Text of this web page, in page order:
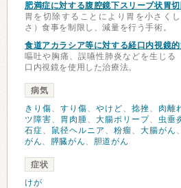
肥満症に対する腹腔鏡下スリーブ状胃
胃を切除することにより胃を小さく
さ）食事を制限し、減量を行う手術。
食道アカラシア等に対する経口内視鏡
嘔吐や胸痛、誤嚥性肺炎などを生じる
口内視鏡を使用した治療法。
病気
きり傷、 すり傷、 やけど、 捻挫、 肉離
ツ障害、 胃肉腫、 大腸ポリープ、 虫垂
石症、 鼠径ヘルニア 、 粉瘤、 大腸がん 、
がん、 膵臓がん、 胆道がん
症状
けが